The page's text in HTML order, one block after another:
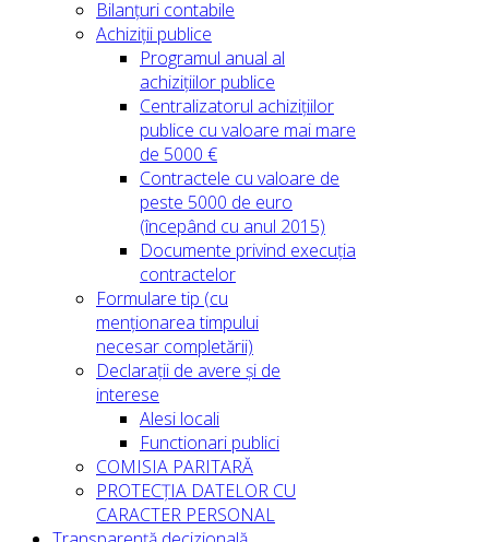
Bilanțuri contabile
Achiziții publice
Programul anual al
achizițiilor publice
Centralizatorul achizițiilor
publice cu valoare mai mare
de 5000 €
Contractele cu valoare de
peste 5000 de euro
(începând cu anul 2015)
Documente privind execuția
contractelor
Formulare tip (cu
menționarea timpului
necesar completării)
Declarații de avere și de
interese
Alesi locali
Functionari publici
COMISIA PARITARĂ
PROTECȚIA DATELOR CU
CARACTER PERSONAL